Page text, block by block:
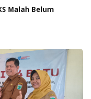
Malah Belum